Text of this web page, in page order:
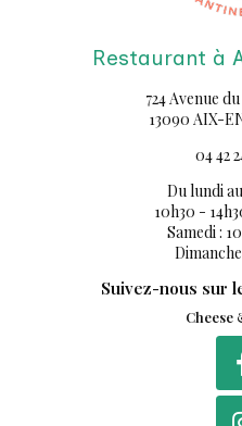
724 Avenue
Du lundi
10h30 -
Samedi :
Suivez-nous sur
Cheese